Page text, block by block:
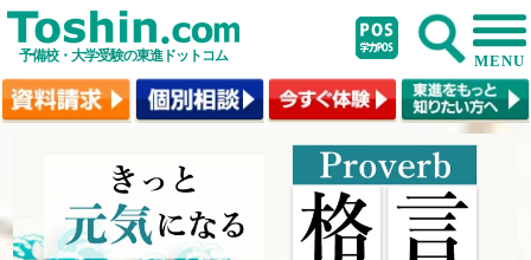
予備校・大学受験の東進ドットコム MENU